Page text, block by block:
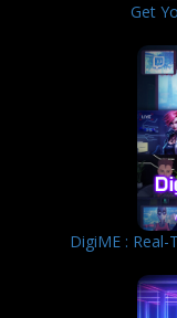
Get
DigiME :